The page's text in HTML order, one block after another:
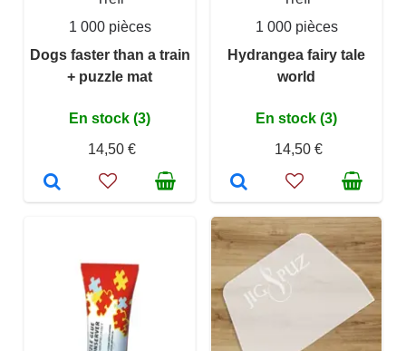
1 000 pièces
Dogs faster than a train
+ puzzle mat
En stock (3)
14,50 €
1 000 pièces
Hydrangea fairy tale
world
En stock (3)
14,50 €